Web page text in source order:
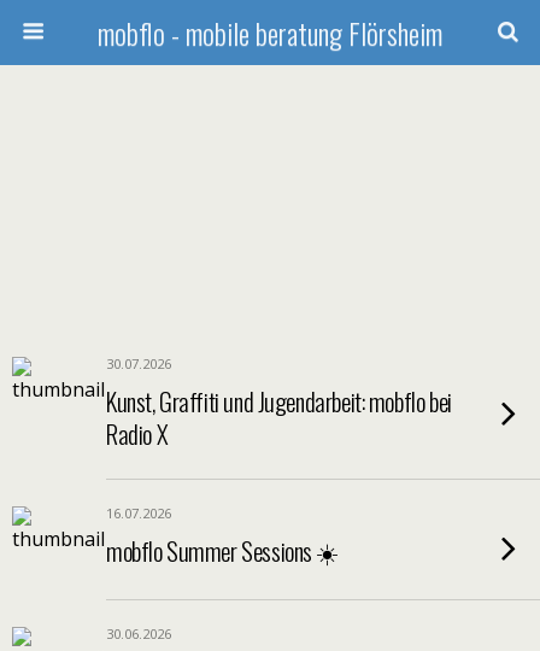
mobflo - mobile beratung Flörsheim
30.07.2026
Kunst, Graffiti und Jugendarbeit: mobflo bei
Radio X
16.07.2026
mobflo Summer Sessions ☀️
30.06.2026